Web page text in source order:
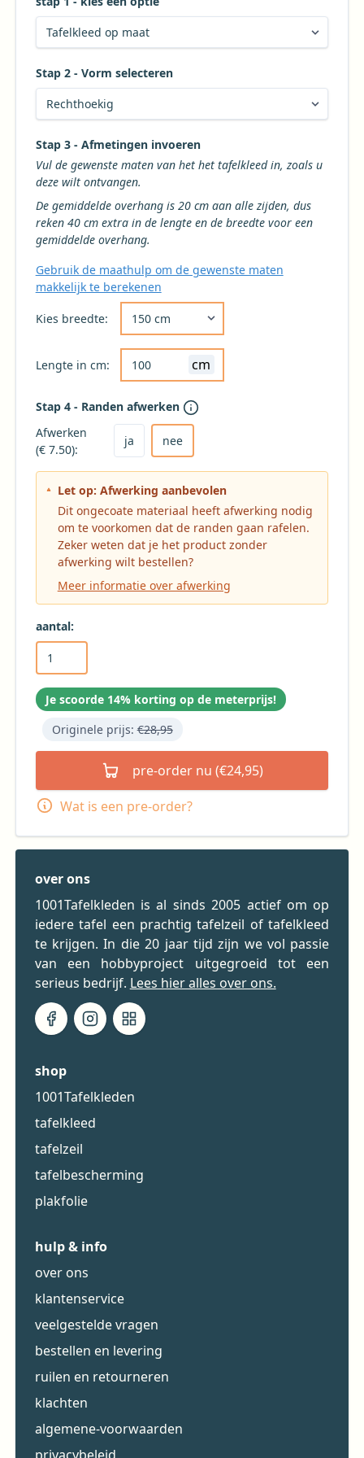
Stap 2 - Vorm selecteren
Kies de gewenste vorm voor uw tafelkleed
Stap 3 - Afmetingen invoeren
Vul de gewenste maten van het het tafelkleed in, zoals u
deze wilt ontvangen.
De gemiddelde overhang is 20 cm aan alle zijden, dus
reken 40 cm extra in de lengte en de breedte voor een
gemiddelde overhang.
Gebruik de maathulp om de gewenste maten
makkelijk te berekenen
Kies breedte:
Lengte in cm: cm
Stap 4 - Randen afwerken
Afwerken
(€ 7.50):
ja
Kies ja om het tafelkleed af te laten werken
nee
Kies nee voor geen afwerking (niet
Let op: Afwerking aanbevolen
Dit ongecoate materiaal heeft afwerking nodig
om te voorkomen dat de randen gaan rafelen.
Zeker weten dat je het product zonder
afwerking wilt bestellen?
Meer informatie over afwerking
aantal:
Je scoorde 14% korting op de meterprijs!
Originele prijs:€28,95
pre-order nu (€24,95)
Wat is een pre-order?
over ons
1001Tafelkleden is al sinds 2005 actief om op
iedere tafel een prachtig tafelzeil of tafelkleed
te krijgen. In die 20 jaar tijd zijn we vol passie
van een hobbyproject uitgegroeid tot een
serieus bedrijf. Lees hier alles over ons.
shop
1001Tafelkleden
tafelkleed
tafelzeil
tafelbescherming
plakfolie
hulp & info
over ons
klantenservice
veelgestelde vragen
bestellen en levering
ruilen en retourneren
klachten
algemene-voorwaarden